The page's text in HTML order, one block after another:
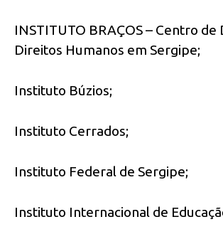
INSTITUTO BRAÇOS – Centro de
Direitos Humanos em Sergipe;
Instituto Búzios;
Instituto Cerrados;
Instituto Federal de Sergipe;
Instituto Internacional de